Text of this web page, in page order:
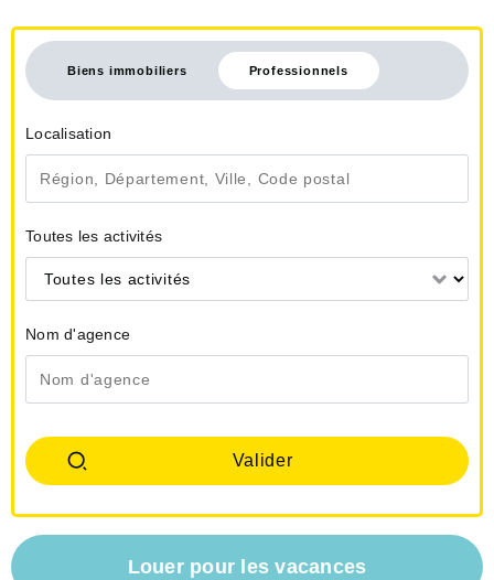
Biens immobiliers Professionnels
Localisation
Toutes les activités
Toutes les activités
Nom d'agence
Louer pour les vacances